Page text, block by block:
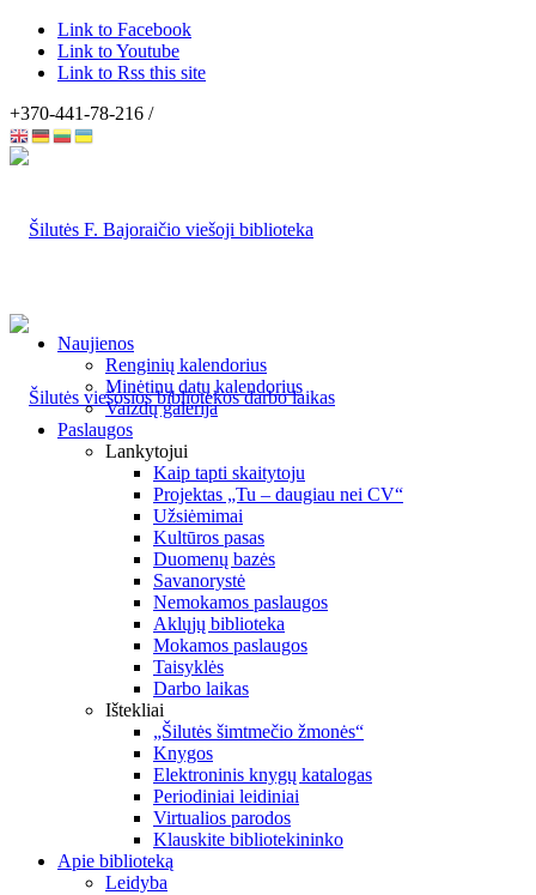
Link to Facebook
Link to Youtube
Link to Rss this site
+370-441-78-216 /
Naujienos
Renginių kalendorius
Minėtinų datų kalendorius
Vaizdų galerija
Paslaugos
Lankytojui
Kaip tapti skaitytoju
Projektas „Tu – daugiau nei CV“
Užsiėmimai
Kultūros pasas
Duomenų bazės
Savanorystė
Nemokamos paslaugos
Aklųjų biblioteka
Mokamos paslaugos
Taisyklės
Darbo laikas
Ištekliai
„Šilutės šimtmečio žmonės“
Knygos
Elektroninis knygų katalogas
Periodiniai leidiniai
Virtualios parodos
Klauskite bibliotekininko
Apie biblioteką
Leidyba